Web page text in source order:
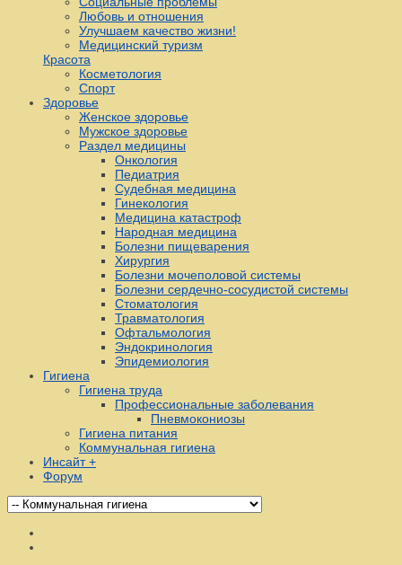
Любовь и отношения
Улучшаем качество жизни!
Медицинский туризм
Красота
Косметология
Спорт
Здоровье
Женское здоровье
Мужское здоровье
Раздел медицины
Онкология
Педиатрия
Судебная медицина
Гинекология
Медицина катастроф
Народная медицина
Болезни пищеварения
Хирургия
Болезни мочеполовой системы
Болезни сердечно-сосудистой системы
Стоматология
Травматология
Офтальмология
Эндокринология
Эпидемиология
Гигиена
Гигиена труда
Профессиональные заболевания
Пневмокониозы
Гигиена питания
Коммунальная гигиена
Инсайт +
Форум